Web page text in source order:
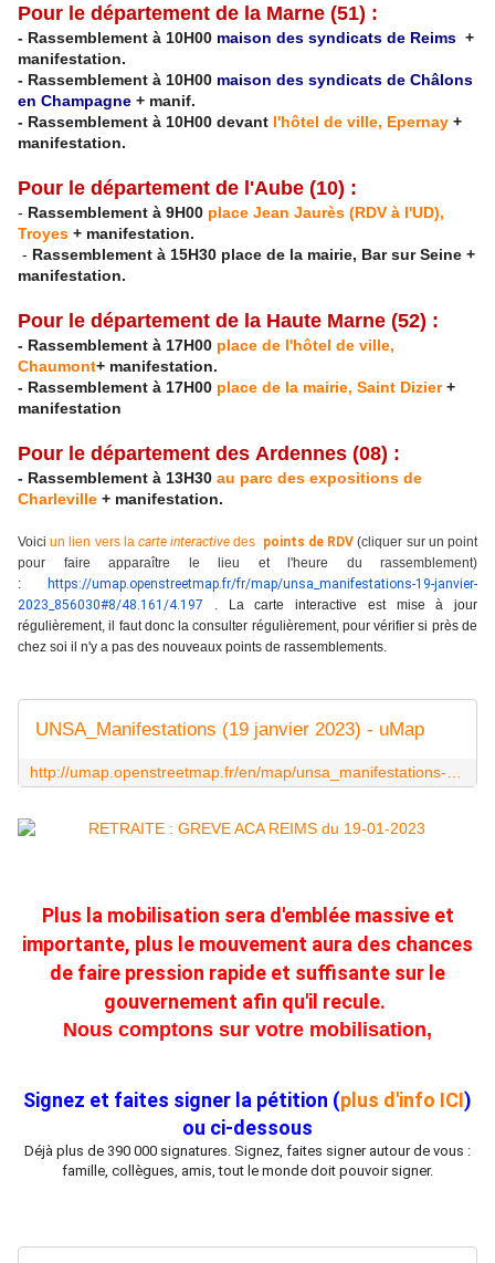
Pour le département de la Marne (51) :
- Rassemblement à 10H00 maison des syndicats de Reims +
manifestation.
- Rassemblement à 10H00 maison des syndicats de Châlons
en Champagne + manif.
- Rassemblement à 10H00 devant l'hôtel de ville, Epernay +
manifestation.
Pour le département de l'Aube (10) :
- Rassemblement à 9H00 place Jean Jaurès (RDV à l'UD),
Troyes + manifestation.
- Rassemblement à 15H30 place de la mairie, Bar sur Seine +
manifestation.
Pour le département de la Haute Marne (52) :
- Rassemblement à 17H00 place de l'hôtel de ville,
Chaumont+ manifestation.
- Rassemblement à 17H00 place de la mairie, Saint Dizier+
manifestation
Pour le département des Ardennes (08) :
- Rassemblement à 13H30 au parc des expositions de
Charleville + manifestation.
Voiciun lien vers lacarte interactive des points de RDV (cliquer sur un point
pour faire apparaître le lieu et l'heure du rassemblement)
:
https://umap.openstreetmap.fr/fr/map/unsa_manifestations-19-janvier-
2023_856030#8/48.161/4.197 .
La carte interactive est mise à jour
régulièrement, il faut donc la consulter régulièrement, pour vérifier si près de
chez soi il n'y a pas des nouveaux points de rassemblements.
UNSA_Manifestations (19 janvier 2023) - uMap
http://umap.openstreetmap.fr/en/map/unsa_manifestations-19-janvier-2023_856030
Plus la mobilisation sera d'emblée massive et
importante, plus le mouvement aura des chances
de faire pression rapide et suffisante sur le
gouvernement afin qu'il recule.
Nous comptons sur votre mobilisation,
Signez et faites signer la pétition (plus d'info ICI)
ou ci-dessous
Déjà plus de 390 000 signatures. Signez, faites signer autour de vous :
famille, collègues, amis, tout le monde doit pouvoir signer.